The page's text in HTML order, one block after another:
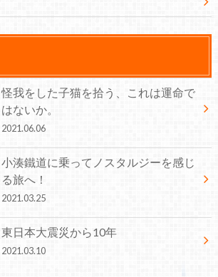
怪我をした子猫を拾う、これは運命で
はないか。
2021.06.06
小湊鐵道に乗ってノスタルジーを感じ
る旅へ！
2021.03.25
東日本大震災から10年
2021.03.10